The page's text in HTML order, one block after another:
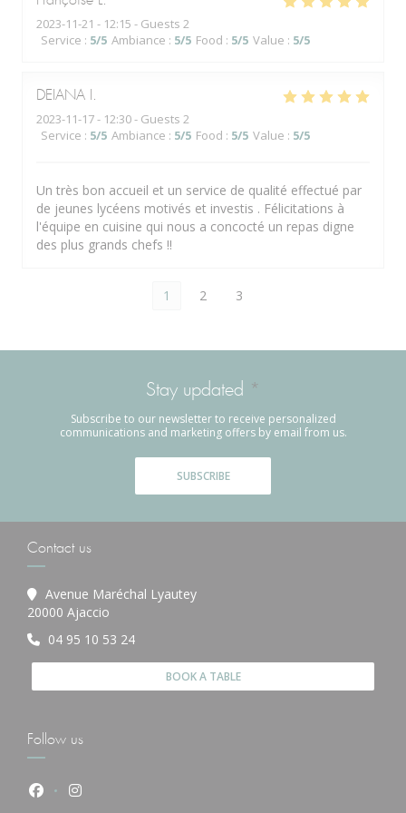
2023-11-21 - 12:15 - Guests 2
Service : 5/5 Ambiance : 5/5 Food : 5/5 Value : 5/5
DEIANA
2023-11-17- 12:30 - Guests 2
Service : 5/5 Ambiance : 5/5 Food : 5/5 Value : 5/5
Un très bon accueil et un service de qualité effectué par
de jeunes lycéens motivés et investis . Félicitations à
l'équipe en cuisine qui nous a concocté un repas digne
des plus grands chefs !!
1 2 3
Stay updated *
Subscribe to our newsletter to receive personalized
communications and marketing offers by email from us.
SUBSCRIBE
Contact us
Avenue Maréchal Lyautey
20000 Ajaccio
04 95 10 53 24
BOOK A TABLE
Follow us
Facebook ((opens in a new window))
Instagram ((opens in a new window))